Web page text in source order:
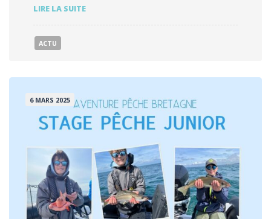
LIRE LA SUITEANIMATIONS
PÊCHE
ACTU
6 MARS 2025